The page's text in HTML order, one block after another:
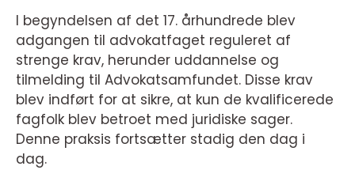
I begyndelsen af det 17. århundrede blev
adgangen til advokatfaget reguleret af
strenge krav, herunder uddannelse og
tilmelding til Advokatsamfundet. Disse krav
blev indført for at sikre, at kun de kvalificerede
fagfolk blev betroet med juridiske sager.
Denne praksis fortsætter stadig den dag i
dag.